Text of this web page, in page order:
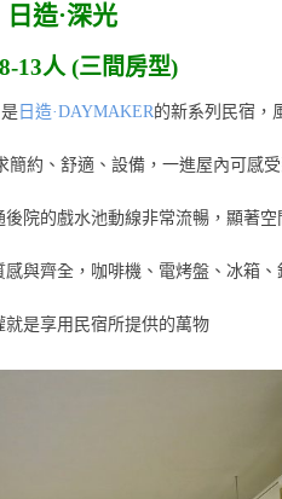
日造·深光
13人 (三間房型)
日造·DAYMAKER的新系列民宿，
簡約、舒適、設備，一進屋內可感
院的戲水池動線非常流暢，顯著
與齊全，咖啡機、電烤盤、冰箱、
就是享用民宿所提供的萬物